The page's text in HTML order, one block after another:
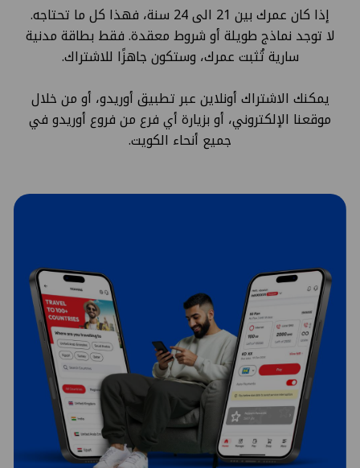
إذا كان عمرك بين 21 الى 24 سنة، فهذا كل ما تحتاجه.
لا توجد نماذج طويلة أو شروط معقدة. فقط بطاقة مدنية
سارية تُثبت عمرك، وستكون جاهزًا للاشتراك.
يمكنك الاشتراك أونلاين عبر تطبيق أوريدو، أو من خلال
موقعنا الإلكتروني، أو بزيارة أي فرع من فروع أوريدو في
جميع أنحاء الكويت.